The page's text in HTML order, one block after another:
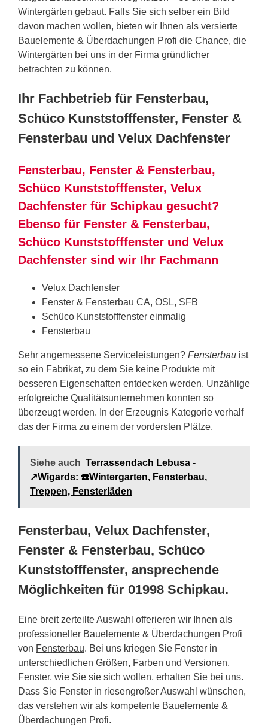
Wintergärten gebaut. Falls Sie sich selber ein Bild
davon machen wollen, bieten wir Ihnen als versierte
Bauelemente & Überdachungen Profi die Chance, die
Wintergärten bei uns in der Firma gründlicher
betrachten zu können.
Ihr Fachbetrieb für Fensterbau,
Schüco Kunststofffenster, Fenster &
Fensterbau und Velux Dachfenster
Fensterbau, Fenster & Fensterbau,
Schüco Kunststofffenster, Velux
Dachfenster für Schipkau gesucht?
Ebenso für Fenster & Fensterbau,
Schüco Kunststofffenster und Velux
Dachfenster sind wir Ihr Fachmann
Velux Dachfenster
Fenster & Fensterbau CA, OSL, SFB
Schüco Kunststofffenster einmalig
Fensterbau
Sehr angemessene Serviceleistungen? Fensterbau ist
so ein Fabrikat, zu dem Sie keine Produkte mit
besseren Eigenschaften entdecken werden. Unzählige
erfolgreiche Qualitätsunternehmen konnten so
überzeugt werden. In der Erzeugnis Kategorie verhalf
das der Firma zu einem der vordersten Plätze.
Siehe auch Terrassendach Lebusa -
↗️Wigards: ☎️Wintergarten, Fensterbau,
Treppen, Fensterläden
Fensterbau, Velux Dachfenster,
Fenster & Fensterbau, Schüco
Kunststofffenster, ansprechende
Möglichkeiten für 01998 Schipkau.
Eine breit zerteilte Auswahl offerieren wir Ihnen als
professioneller Bauelemente & Überdachungen Profi
von Fensterbau. Bei uns kriegen Sie Fenster in
unterschiedlichen Größen, Farben und Versionen.
Fenster, wie Sie sie sich wollen, erhalten Sie bei uns.
Dass Sie Fenster in riesengroßer Auswahl wünschen,
das verstehen wir als kompetente Bauelemente &
Überdachungen Profi.